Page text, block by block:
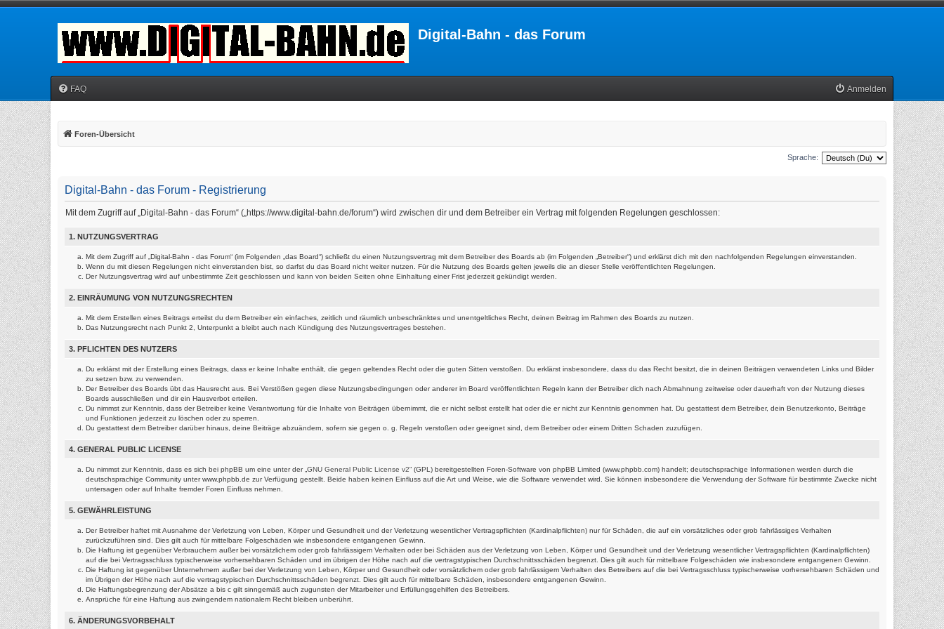
Digital-Bahn - das Forum
FAQ Anmelden
Foren-Übersicht
Sprache:
Digital-Bahn - das Forum - Registrierung
Mit dem Zugriff auf „Digital-Bahn - das Forum“ („https://www.digital-bahn.de/forum“) wird zwischen dir und dem Betreiber ein Vertrag mit folgenden Regelungen geschlossen:
1. NUTZUNGSVERTRAG
Mit dem Zugriff auf „Digital-Bahn - das Forum“ (im Folgenden „das Board“) schließt du einen Nutzungsvertrag mit dem Betreiber des Boards ab (im Folgenden „Betreiber“) und erklärst dich mit den nachfolgenden Regelungen einverstanden.
Wenn du mit diesen Regelungen nicht einverstanden bist, so darfst du das Board nicht weiter nutzen. Für die Nutzung des Boards gelten jeweils die an dieser Stelle veröffentlichten Regelungen.
Der Nutzungsvertrag wird auf unbestimmte Zeit geschlossen und kann von beiden Seiten ohne Einhaltung einer Frist jederzeit gekündigt werden.
2. EINRÄUMUNG VON NUTZUNGSRECHTEN
Mit dem Erstellen eines Beitrags erteilst du dem Betreiber ein einfaches, zeitlich und räumlich unbeschränktes und unentgeltliches Recht, deinen Beitrag im Rahmen des Boards zu nutzen.
Das Nutzungsrecht nach Punkt 2, Unterpunkt a bleibt auch nach Kündigung des Nutzungsvertrages bestehen.
3. PFLICHTEN DES NUTZERS
Du erklärst mit der Erstellung eines Beitrags, dass er keine Inhalte enthält, die gegen geltendes Recht oder die guten Sitten verstoßen. Du erklärst insbesondere, dass du das Recht besitzt, die in deinen Beiträgen verwendeten Links und Bilder
zu setzen bzw. zu verwenden.
Der Betreiber des Boards übt das Hausrecht aus. Bei Verstößen gegen diese Nutzungsbedingungen oder anderer im Board veröffentlichten Regeln kann der Betreiber dich nach Abmahnung zeitweise oder dauerhaft von der Nutzung dieses
Boards ausschließen und dir ein Hausverbot erteilen.
Du nimmst zur Kenntnis, dass der Betreiber keine Verantwortung für die Inhalte von Beiträgen übernimmt, die er nicht selbst erstellt hat oder die er nicht zur Kenntnis genommen hat. Du gestattest dem Betreiber, dein Benutzerkonto, Beiträge
und Funktionen jederzeit zu löschen oder zu sperren.
Du gestattest dem Betreiber darüber hinaus, deine Beiträge abzuändern, sofern sie gegen o. g. Regeln verstoßen oder geeignet sind, dem Betreiber oder einem Dritten Schaden zuzufügen.
4. GENERAL PUBLIC LICENSE
Du nimmst zur Kenntnis, dass es sich bei phpBB um eine unter der „ GNU General Public License v2“ (GPL) bereitgestellten Foren-Software von phpBB Limited (www.phpbb.com) handelt; deutschsprachige Informationen werden durch die
deutschsprachige Community unter www.phpbb.de zur Verfügung gestellt. Beide haben keinen Einfluss auf die Art und Weise, wie die Software verwendet wird. Sie können insbesondere die Verwendung der Software für bestimmte Zwecke nicht
untersagen oder auf Inhalte fremder Foren Einfluss nehmen.
5. GEWÄHRLEISTUNG
Der Betreiber haftet mit Ausnahme der Verletzung von Leben, Körper und Gesundheit und der Verletzung wesentlicher Vertragspflichten (Kardinalpflichten) nur für Schäden, die auf ein vorsätzliches oder grob fahrlässiges Verhalten
zurückzuführen sind. Dies gilt auch für mittelbare Folgeschäden wie insbesondere entgangenen Gewinn.
Die Haftung ist gegenüber Verbrauchern außer bei vorsätzlichem oder grob fahrlässigem Verhalten oder bei Schäden aus der Verletzung von Leben, Körper und Gesundheit und der Verletzung wesentlicher Vertragspflichten (Kardinalpflichten)
auf die bei Vertragsschluss typischerweise vorhersehbaren Schäden und im übrigen der Höhe nach auf die vertragstypischen Durchschnittsschäden begrenzt. Dies gilt auch für mittelbare Folgeschäden wie insbesondere entgangenen Gewinn.
Die Haftung ist gegenüber Unternehmern außer bei der Verletzung von Leben, Körper und Gesundheit oder vorsätzlichem oder grob fahrlässigem Verhalten des Betreibers auf die bei Vertragsschluss typischerweise vorhersehbaren Schäden und
im Übrigen der Höhe nach auf die vertragstypischen Durchschnittsschäden begrenzt. Dies gilt auch für mittelbare Schäden, insbesondere entgangenen Gewinn.
Die Haftungsbegrenzung der Absätze a bis c gilt sinngemäß auch zugunsten der Mitarbeiter und Erfüllungsgehilfen des Betreibers.
Ansprüche für eine Haftung aus zwingendem nationalem Recht bleiben unberührt.
6. ÄNDERUNGSVORBEHALT